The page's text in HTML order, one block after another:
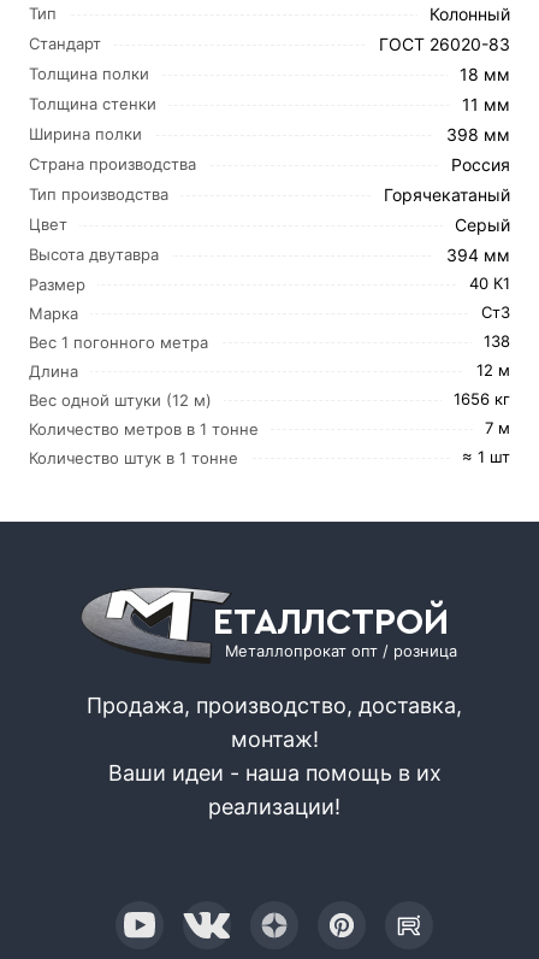
Тип Колонный
Стандарт ГОСТ 26020-83
Толщина полки 18 мм
Толщина стенки 11 мм
Ширина полки 398 мм
Страна производства Россия
Тип производства Горячекатаный
Цвет Серый
Высота двутавра 394 мм
Размер
40 К1
Марка
Ст3
Вес 1 погонного метра
138
Длина
12 м
Вес одной штуки (12 м)
1656 кг
Количество метров в 1 тонне
7 м
Количество штук в 1 тонне
≈ 1 шт
ЕТАЛЛСТРОЙ
Металлопрокат опт / розница
Продажа, производство, доставка,
монтаж!
Ваши идеи - наша помощь в их
реализации!